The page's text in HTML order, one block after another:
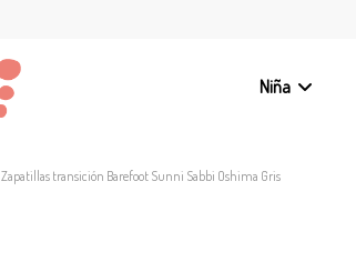
Niña
Zapatillas transición Barefoot Sunni Sabbi Oshima Gris